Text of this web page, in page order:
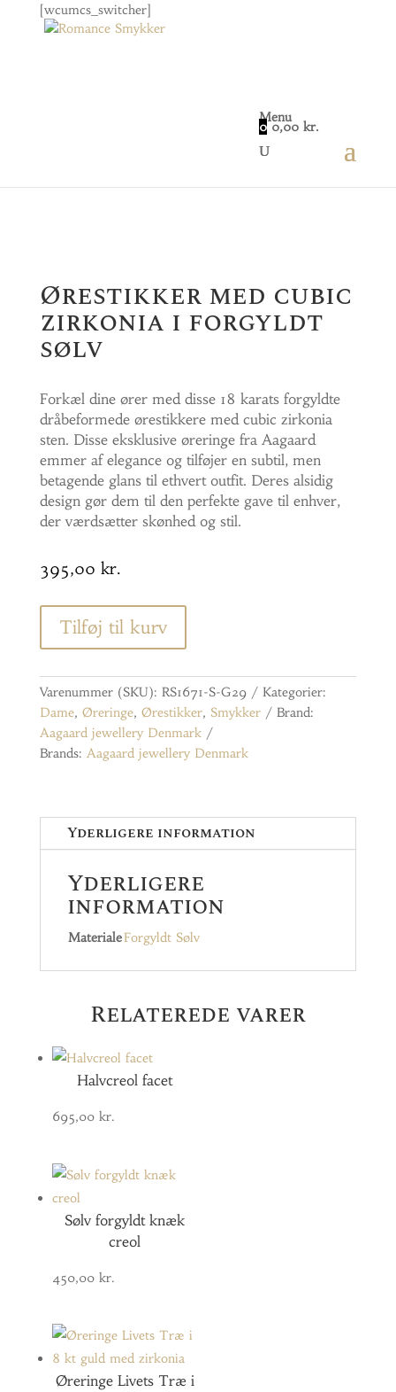
[wcumcs_switcher]
Menu
0 0,00kr.
/ Ørestikker med cubic
Ørestikker med cubic
zirkonia i forgyldt
sølv
Forkæl dine ører med disse 18 karats forgyldte
dråbeformede ørestikkere med cubic zirkonia
sten. Disse eksklusive øreringe fra Aagaard
emmer af elegance og tilføjer en subtil, men
betagende glans til ethvert outfit. Deres alsidig
design gør dem til den perfekte gave til enhver,
der værdsætter skønhed og stil.
395,00 kr.
Tilføj til kurv
Varenummer (SKU): RS1671-S-G29
Kategorier:
Dame, Øreringe, Ørestikker, Smykker
Brand:
Aagaard jewellery Denmark
Brands: Aagaard jewellery Denmark
Yderligere information
Yderligere
information
MaterialeForgyldt Sølv
Relaterede varer
Halvcreol facet
695,00 kr.
Sølv forgyldt knæk
creol
450,00 kr.
Øreringe Livets Træ i